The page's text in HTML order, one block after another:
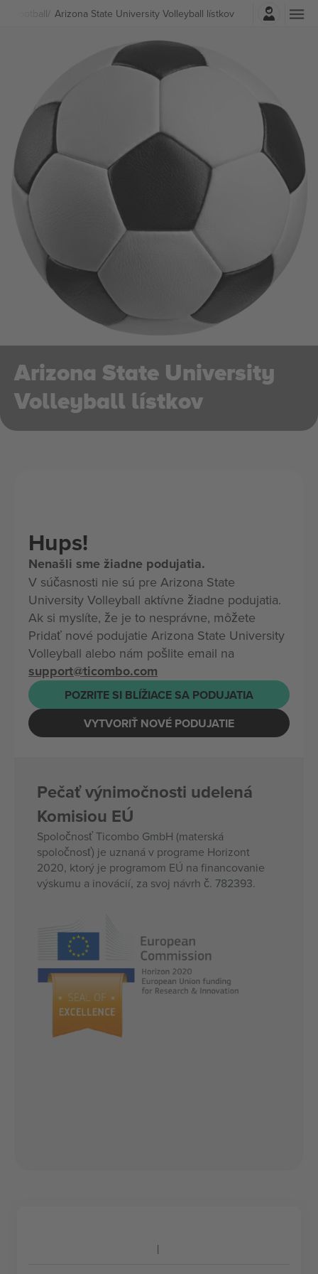
Football Arizona State University Volleyball lístkov
Prihlásenie
Arizona State University
Volleyball lístkov
Hups!
Nenašli sme žiadne podujatia.
V súčasnosti nie sú pre Arizona State
University Volleyball aktívne žiadne podujatia.
Ak si myslíte, že je to nesprávne, môžete
Pridať nové podujatie Arizona State University
Volleyball alebo nám pošlite email na
support@ticombo.com
POZRITE SI BLÍŽIACE SA PODUJATIA
VYTVORIŤ NOVÉ PODUJATIE
Pečať výnimočnosti udelená
Komisiou EÚ
Spoločnosť Ticombo GmbH (materská
spoločnosť) je uznaná v programe Horizont
2020, ktorý je programom EÚ na financovanie
výskumu a inovácií, za svoj návrh č. 782393.